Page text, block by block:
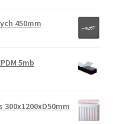
450mm
5mb